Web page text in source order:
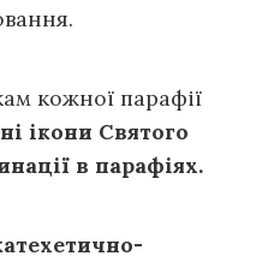
кожної парафії
ікони Святого
в парафіях.